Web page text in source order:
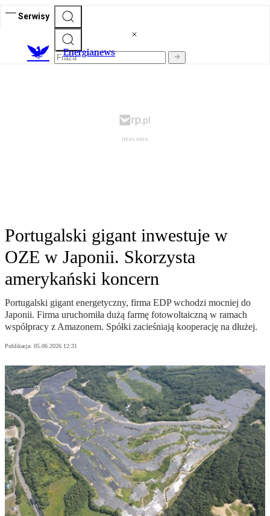
Serwisy
Energianews
Portugalski gigant inwestuje w
OZE w Japonii. Skorzysta
amerykański koncern
Portugalski gigant energetyczny, firma EDP wchodzi mocniej do
Japonii. Firma uruchomiła dużą farmę fotowoltaiczną w ramach
współpracy z Amazonem. Spółki zacieśniają kooperację na dłużej.
Publikacja: 05.06.2026 12:31